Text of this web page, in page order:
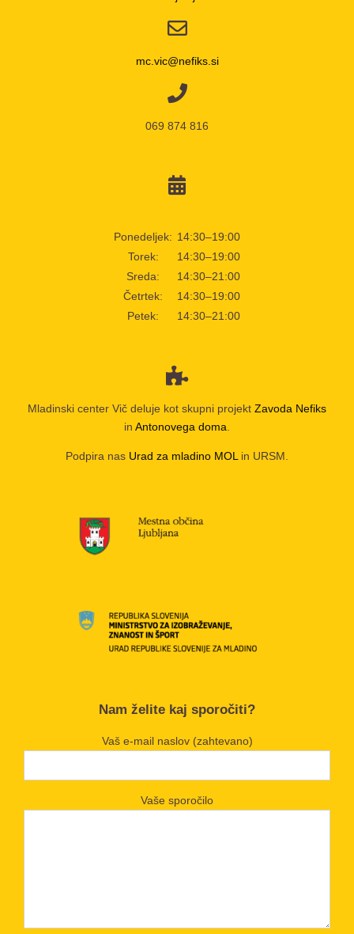
mc.vic@nefiks.si
069 874 816
Ponedeljek: 14:30–19:00
Torek:
14:30–19:00
Sreda:
14:30–21:00
Četrtek:
14:30–19:00
Petek:
14:30–21:00
Mladinski center Vič deluje kot skupni projekt Zavoda Nefiks
in Antonovega doma
Podpira nas Urad za mladino MOL in URSM.
Nam želite kaj sporočiti?
Vaš e-mail naslov (zahtevano)
Vaše sporočilo